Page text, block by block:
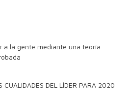
a la gente mediante una teoría
CUALIDADES DEL LÍDER PARA 2020